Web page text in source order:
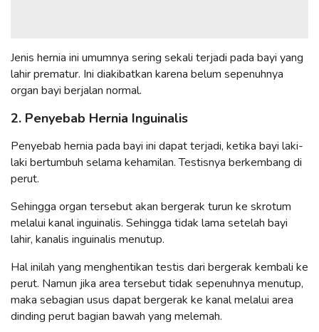
Jenis hernia ini umumnya sering sekali terjadi pada bayi yang
lahir prematur. Ini diakibatkan karena belum sepenuhnya
organ bayi berjalan normal.
2. Penyebab Hernia Inguinalis
Penyebab hernia pada bayi ini dapat terjadi, ketika bayi laki-
laki bertumbuh selama kehamilan. Testisnya berkembang di
perut.
Sehingga organ tersebut akan bergerak turun ke skrotum
melalui kanal inguinalis. Sehingga tidak lama setelah bayi
lahir, kanalis inguinalis menutup.
Hal inilah yang menghentikan testis dari bergerak kembali ke
perut. Namun jika area tersebut tidak sepenuhnya menutup,
maka sebagian usus dapat bergerak ke kanal melalui area
dinding perut bagian bawah yang melemah.